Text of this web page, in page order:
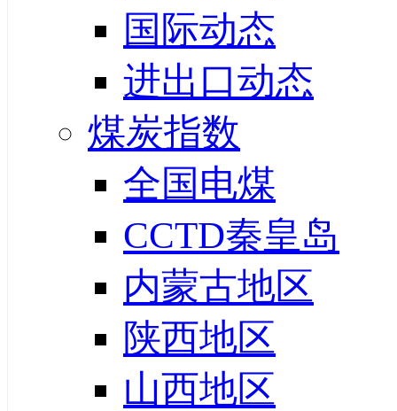
国际动态
进出口动态
煤炭指数
全国电煤
CCTD秦皇岛
内蒙古地区
陕西地区
山西地区